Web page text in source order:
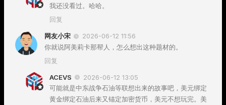
我还没看过。哈哈。
回复
网友小宋
2026-06-12 11:56
你就说阿美莉卡那帮人，怎么想出这种题材的。
回复
ACEVS
2026-06-12 13:05
可能就是中东战争石油等联想出来的故事吧，美元绑定
黄金绑定石油后来又锚定加密货币，美元不想玩完。美